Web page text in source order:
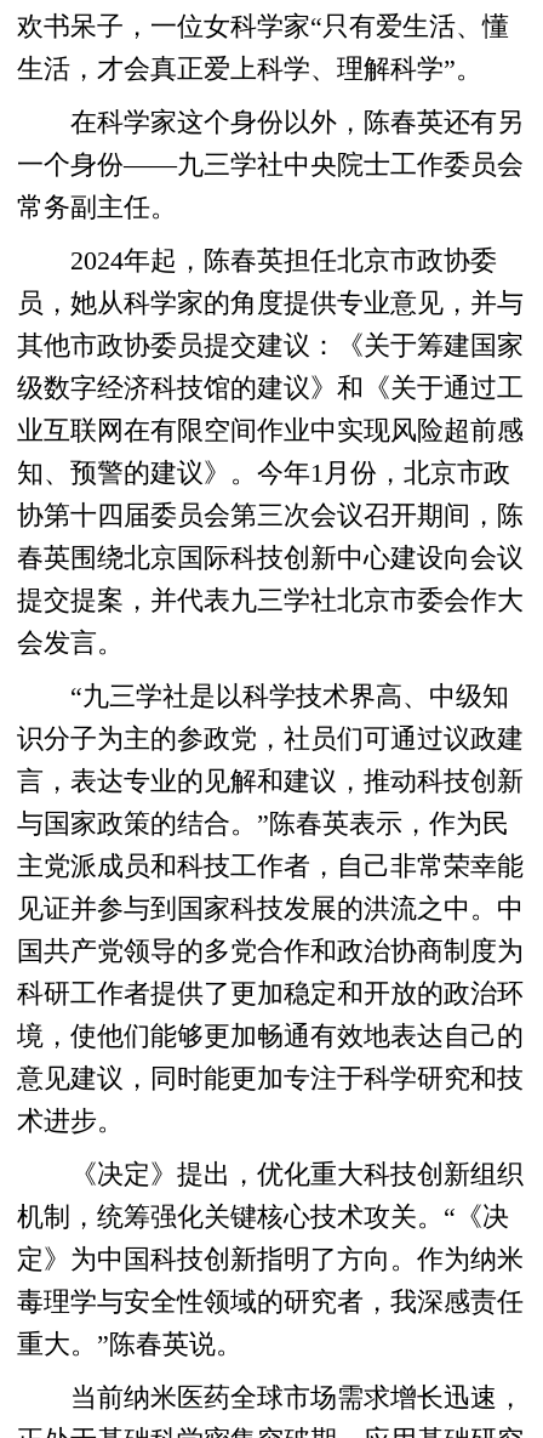
欢书呆子，一位女科学家“只有爱生活、懂
生活，才会真正爱上科学、理解科学”。
在科学家这个身份以外，陈春英还有另
一个身份——九三学社中央院士工作委员会
常务副主任。
2024年起，陈春英担任北京市政协委
员，她从科学家的角度提供专业意见，并与
其他市政协委员提交建议：《关于筹建国家
级数字经济科技馆的建议》和《关于通过工
业互联网在有限空间作业中实现风险超前感
知、预警的建议》。今年1月份，北京市政
协第十四届委员会第三次会议召开期间，陈
春英围绕北京国际科技创新中心建设向会议
提交提案，并代表九三学社北京市委会作大
会发言。
“九三学社是以科学技术界高、中级知
识分子为主的参政党，社员们可通过议政建
言，表达专业的见解和建议，推动科技创新
与国家政策的结合。”陈春英表示，作为民
主党派成员和科技工作者，自己非常荣幸能
见证并参与到国家科技发展的洪流之中。中
国共产党领导的多党合作和政治协商制度为
科研工作者提供了更加稳定和开放的政治环
境，使他们能够更加畅通有效地表达自己的
意见建议，同时能更加专注于科学研究和技
术进步。
《决定》提出，优化重大科技创新组织
机制，统筹强化关键核心技术攻关。“《决
定》为中国科技创新指明了方向。作为纳米
毒理学与安全性领域的研究者，我深感责任
重大。”陈春英说。
当前纳米医药全球市场需求增长迅速，